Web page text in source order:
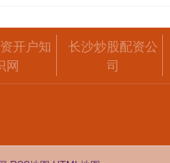
开户知
网
长沙炒股配资公
司